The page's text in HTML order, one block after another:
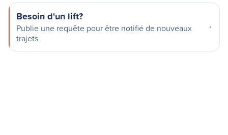
Besoin d'un lift?
Publie une requête pour être notifié de nouveaux
trajets